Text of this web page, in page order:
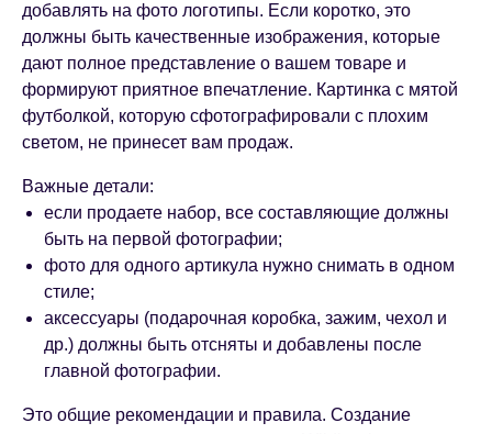
добавлять на фото логотипы. Если коротко, это
должны быть качественные изображения, которые
дают полное представление о вашем товаре и
формируют приятное впечатление. Картинка с мятой
футболкой, которую сфотографировали с плохим
светом, не принесет вам продаж.
Важные детали:
если продаете набор, все составляющие должны
быть на первой фотографии;
фото для одного артикула нужно снимать в одном
стиле;
аксессуары (подарочная коробка, зажим, чехол и
др.) должны быть отсняты и добавлены после
главной фотографии.
Это общие рекомендации и правила. Создание